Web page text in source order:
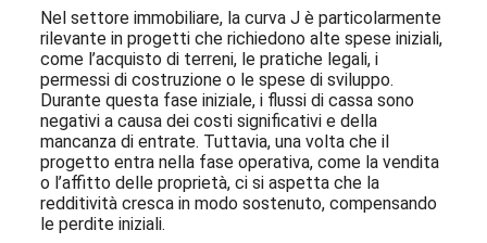
Nel settore immobiliare, la curva J è particolarmente
rilevante in progetti che richiedono alte spese iniziali,
come l’acquisto di terreni, le pratiche legali, i
permessi di costruzione o le spese di sviluppo.
Durante questa fase iniziale, i flussi di cassa sono
negativi a causa dei costi significativi e della
mancanza di entrate. Tuttavia, una volta che il
progetto entra nella fase operativa, come la vendita
o l’affitto delle proprietà, ci si aspetta che la
redditività cresca in modo sostenuto, compensando
le perdite iniziali.